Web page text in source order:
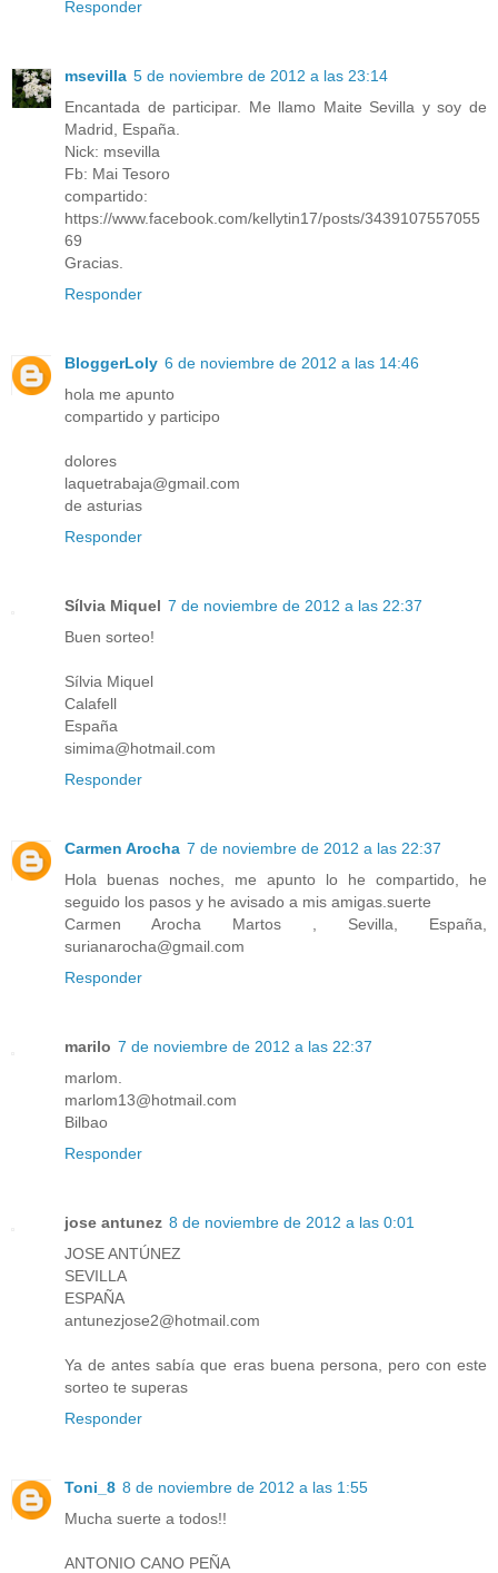
Responder
msevilla 5 de noviembre de 2012 a las 23:14
Encantada de participar. Me llamo Maite Sevilla y soy de
Madrid, España.
Nick: msevilla
Fb: Mai Tesoro
compartido:
https://www.facebook.com/kellytin17/posts/3439107557055
69
Gracias.
Responder
BloggerLoly 6 de noviembre de 2012 a las 14:46
hola me apunto
compartido y participo
dolores
laquetrabaja@gmail.com
de asturias
Responder
Sílvia Miquel 7 de noviembre de 2012 a las 22:37
Buen sorteo!
Sílvia Miquel
Calafell
España
simima@hotmail.com
Responder
Carmen Arocha 7 de noviembre de 2012 a las 22:37
Hola buenas noches, me apunto lo he compartido, he
seguido los pasos y he avisado a mis amigas.suerte
Carmen Arocha Martos , Sevilla, España,
surianarocha@gmail.com
Responder
marilo 7 de noviembre de 2012 a las 22:37
marlom.
marlom13@hotmail.com
Bilbao
Responder
jose antunez 8 de noviembre de 2012 a las 0:01
JOSE ANTÚNEZ
SEVILLA
ESPAÑA
antunezjose2@hotmail.com
Ya de antes sabía que eras buena persona, pero con este
sorteo te superas
Responder
Toni_8 8 de noviembre de 2012 a las 1:55
Mucha suerte a todos!!
ANTONIO CANO PEÑA